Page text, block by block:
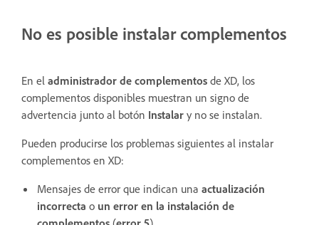
No es posible instalar complementos
En el administrador de complementos de XD, los
complementos disponibles muestran un signo de
advertencia junto al botón Instalar y no se instalan.
Pueden producirse los problemas siguientes al instalar
complementos en XD:
Mensajes de error que indican una actualización
incorrecta o un error en la instalación de